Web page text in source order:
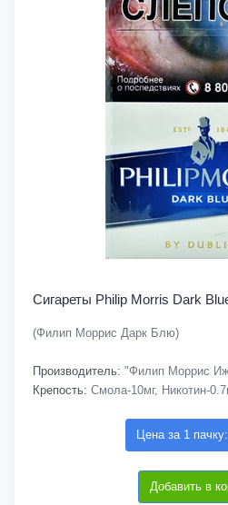
Сигареты Philip Morris Dark
(Филип Моррис Дарк Блю)
Производитель: "Филип Моррис
Крепость: Смола-10мг, Никотин-
Цена за 1
Добавить в